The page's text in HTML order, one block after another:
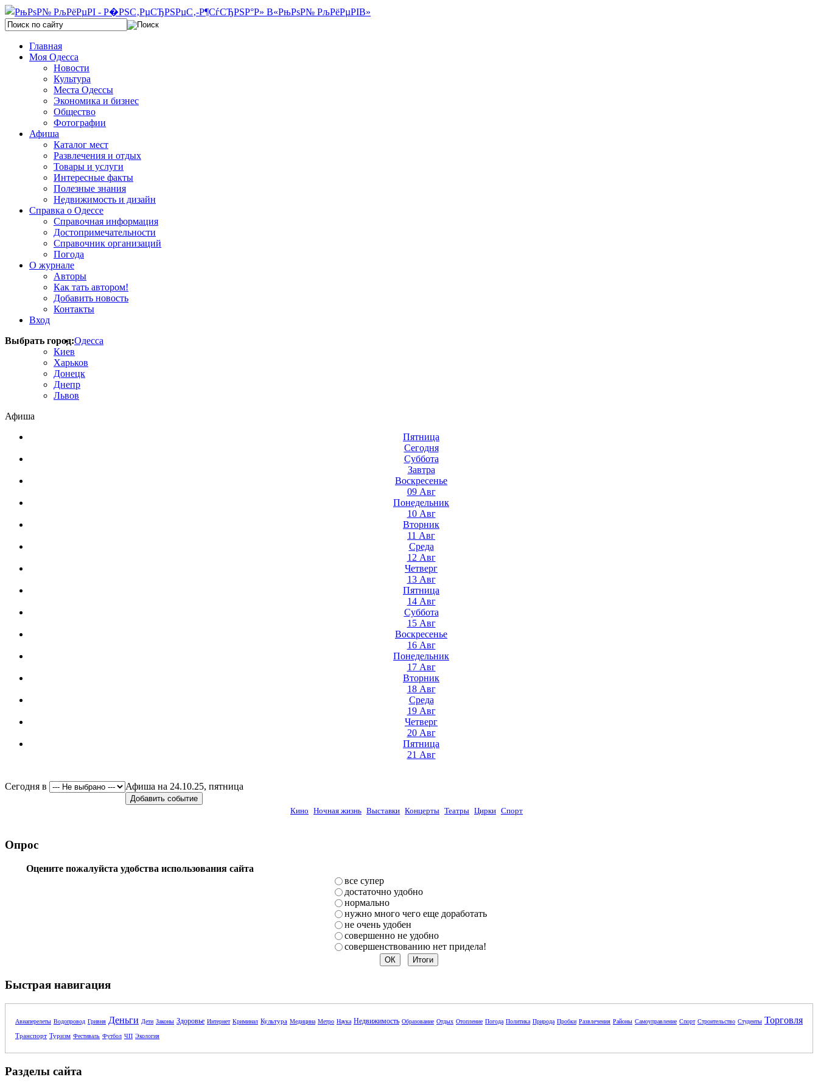
Главная
Моя Одесса
Новости
Культура
Места Одессы
Экономика и бизнес
Общество
Фотографии
Афиша
Каталог мест
Развлечения и отдых
Товары и услуги
Интересные факты
Полезные знания
Недвижимость и дизайн
Справка о Одессе
Справочная информация
Достопримечательности
Справочник организаций
Погода
О журнале
Авторы
Как тать автором!
Добавить новость
Контакты
Вход
Выбрать город:Одесса
Киев
Харьков
Донецк
Днепр
Львов
Афиша
Пятница
Сегодня
Суббота
Завтра
Воскресенье
09 Авг
Понедельник
10 Авг
Вторник
11 Авг
Среда
12 Авг
Четверг
13 Авг
Пятница
14 Авг
Суббота
15 Авг
Воскресенье
16 Авг
Понедельник
17 Авг
Вторник
18 Авг
Среда
19 Авг
Четверг
20 Авг
Пятница
21 Авг
Сегодня в Афиша на 24.10.25, пятница
Добавить событие
Кино Ночная жизнь Выставки Концерты Театры Цирки Спорт
Опрос
Оцените пожалуйста удобства использования сайта
все супер
достаточно удобно
нормально
нужно много чего еще доработать
не очень удобен
совершенно не удобно
совершенствованию нет придела!
Быстрая навигация
Авиаперелеты Водопровод Гривня Деньги Дети Законы Здоровье Интернет Криминал Культура Медицина Метро Наука Недвижимость Образование Отдых Отопление Погода Политика Природа Пробки Развлечения Районы Самоуправление Спорт Строительство Студенты Торговля
Транспорт Туризм Фестиваль Футбол ЧП Экология
Разделы сайта